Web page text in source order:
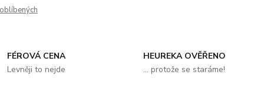
FÉROVÁ CENA
Levněji to nejde
HEUREKA OVĚŘENO
... protože se staráme!